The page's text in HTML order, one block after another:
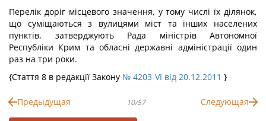
Перелік доріг місцевого значення, у тому числі їх ділянок,
що суміщаються з вулицями міст та інших населених
пунктів, затверджують Рада міністрів Автономної
Республіки Крим та обласні державні адміністрації один
раз на три роки.
{Стаття 8 в редакції Закону № 4203-VI від 20.12.2011 }
Предыдущая 10/57 Следующая